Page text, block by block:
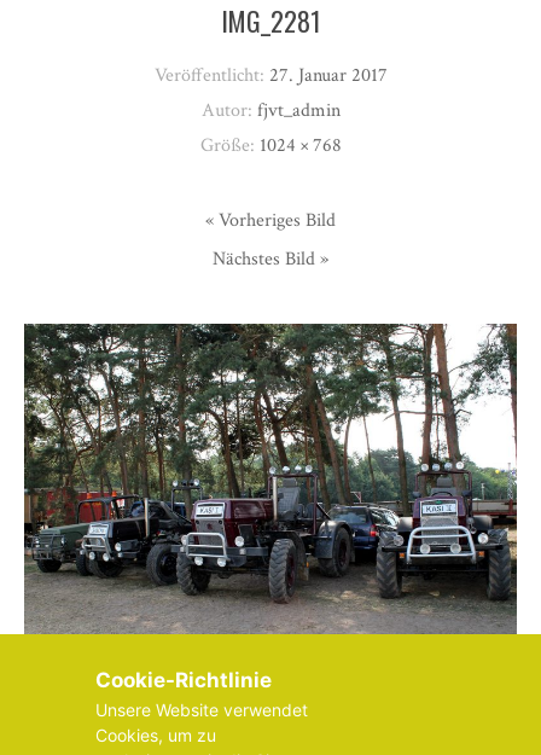
IMG_2281
Veröffentlicht: 27. Januar 2017
Autor: fjvt_admin
Größe: 1024 × 768
« Vorheriges Bild
Nächstes Bild »
Cookie-Richtlinie
Unsere Website verwendet
Cookies, um zu